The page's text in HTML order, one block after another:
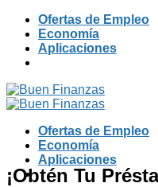
Skip
content
Ofertas de Empleo
Economía
Aplicaciones
Ofertas de Empleo
Economía
Aplicaciones
¡Obtén Tu